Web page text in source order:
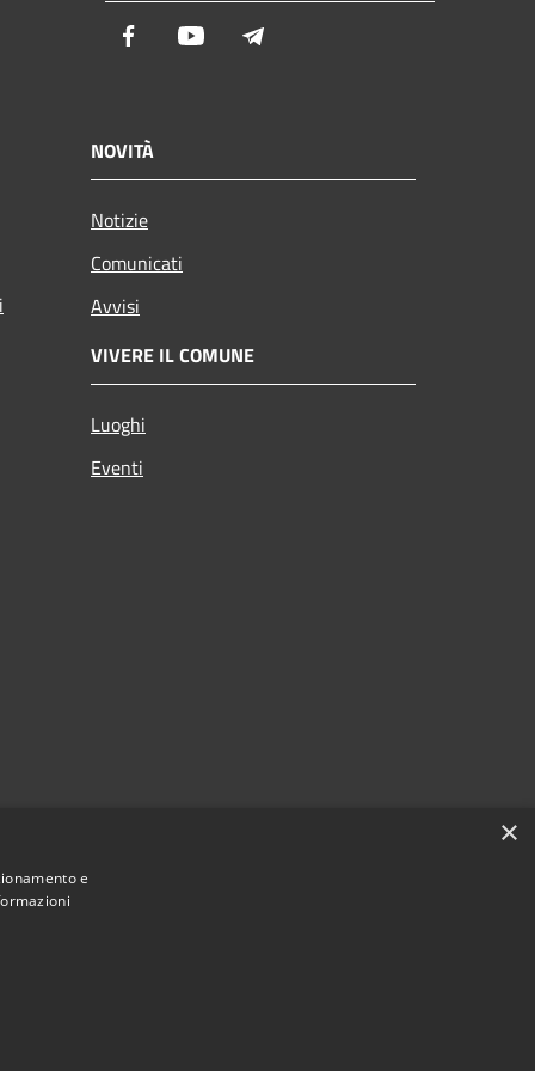
Facebook Youtube
NOVITÀ
Notizie
Comunicati
Avvisi
VIVERE IL COMUNE
Luoghi
Eventi
• Powered by
×
e